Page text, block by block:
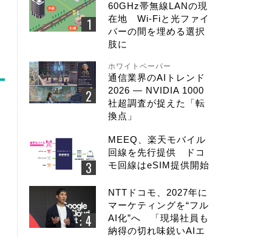
60GHz帯無線LANの現
在地 Wi-Fiと光ファイ
バーの間を埋める選択
肢に
ホワイトペーパー
通信業界のAIトレンド
2026 ― NVIDIA 1000
社超調査が捉えた「転
換点」
MEEQ、楽天モバイル
回線を先行提供 ドコ
モ回線はeSIM提供開始
NTTドコモ、2027年に
マーケティングを“フル
AI化”へ 「現場社員も
納得の切れ味鋭いAIエ